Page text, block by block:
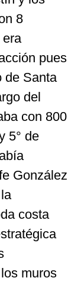
8
era
pues
de Santa
del
con 800
5° de
González
costa
muros